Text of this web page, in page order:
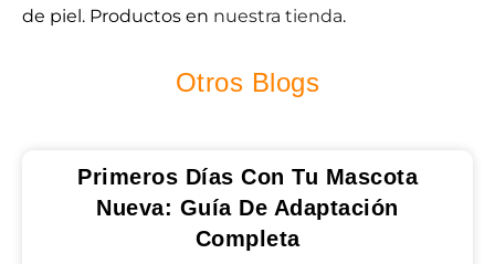
de piel. Productos en nuestra tienda.
Otros Blogs
Primeros Días Con Tu Mascota
Nueva: Guía De Adaptación
Completa